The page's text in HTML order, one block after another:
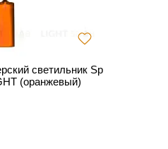
светильник Sp
(оранжевый)